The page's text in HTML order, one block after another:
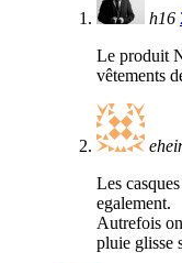
h16
Le produit
vêtements
Les
egalement.
Autrefois
pluie glisse